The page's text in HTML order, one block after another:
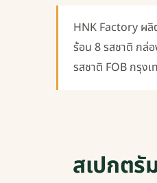
HNK Factory ผลิ
ร้อน 8 รสชาติ กล่
รสชาติ FOB กรุง
สเปกตรั